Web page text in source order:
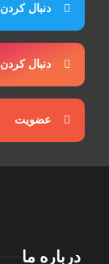
دنبال کردن
دنبال کردن
عضویت
درباره ما